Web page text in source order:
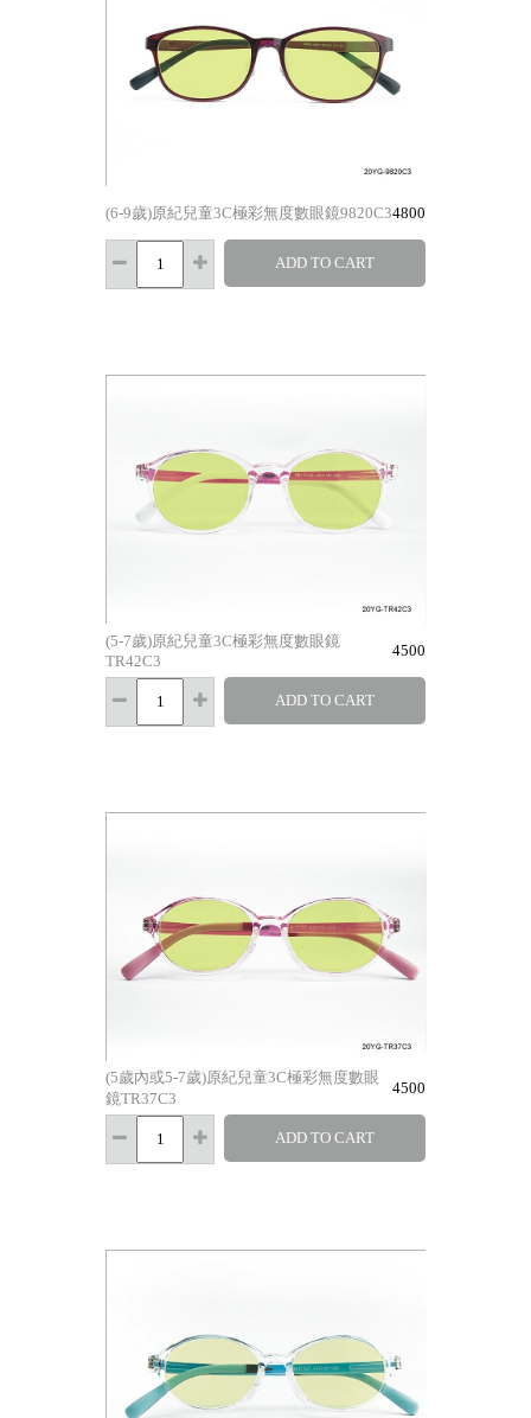
(6-9歲)原紀兒童3C極彩無度數眼鏡9820C34800
ADD TO CART
(5-7歲)原紀兒童3C極彩無度數眼鏡
TR42C3
4500
ADD TO CART
(5歲內或5-7歲)原紀兒童3C極彩無度數眼
鏡TR37C3
4500
ADD TO CART